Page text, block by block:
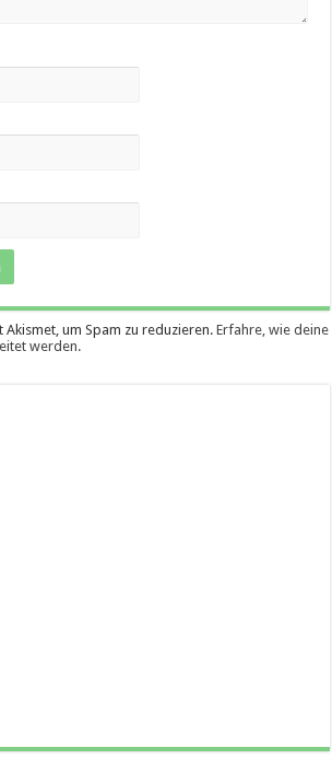
Akismet, um Spam zu reduzieren.Erfahre, wie deine
werden.